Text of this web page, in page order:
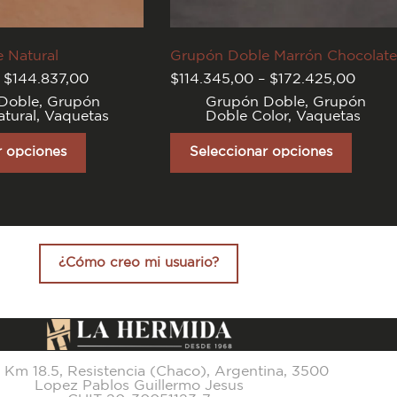
Natural
$144.837,00Rango
precios:
desde
$114.345,00
, Grupón
, Vaquetas
opciones
Grupón Doble Marrón Chocolate
$114.345,00 – $172.425,00Rango
desde
Grupón Doble, Grupón
Doble Color, Vaquetas
Seleccionar opciones
producto
opciones
elegir
en
del
producto
¿Cómo creo mi usuario?
Km 18.5, Resistencia (Chaco), Argentina, 3500
Lopez Pablos Guillermo Jesus